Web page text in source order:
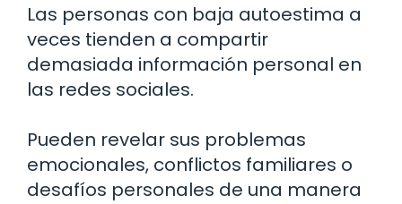
Las personas con baja autoestima a
veces tienden a compartir
demasiada información personal en
las redes sociales.
Pueden revelar sus problemas
emocionales, conflictos familiares o
desafíos personales de una manera